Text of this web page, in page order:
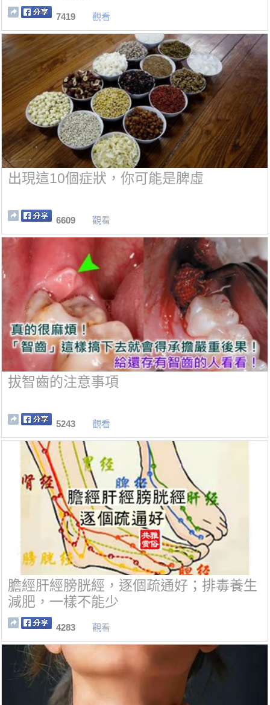
7419 觀看
出現這10個症狀，你可能是脾虛
6609 觀看
拔智齒的注意事項
5243 觀看
膽經肝經膀胱經，逐個疏通好；排毒養生
減肥，一樣不能少
4283 觀看